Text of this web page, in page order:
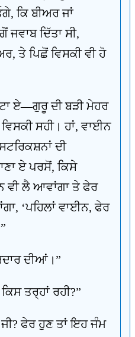
ਕਿ ਬੀਅਰ ਜਾਂ
ਜਵਾਬ ਦਿੱਤਾ ਸੀ,
ਤੇ ਪਿਛੋਂ ਵਿਸਕੀ ਵੀ ਹੋ
ਏ—ਗੁਰੂ ਦੀ ਬੜੀ ਮੇਹਰ
ਸਹੀ। ਹਾਂ, ਵਾਈਨ
ਦੀ
ਏ ਪਰਸੋਂ, ਕਿਸੇ
ਵੀ ਲੈ ਆਵਾਂਗਾ ਤੇ ਫੇਰ
‘ਪਹਿਲਾਂ ਵਾਈਨ, ਫੇਰ
ਦੀਆਂ।”
ਤਰ੍ਹਾਂ ਰਹੀ?”
ਫੇਰ ਹੁਣ ਤਾਂ ਇਹ ਜੰਮ